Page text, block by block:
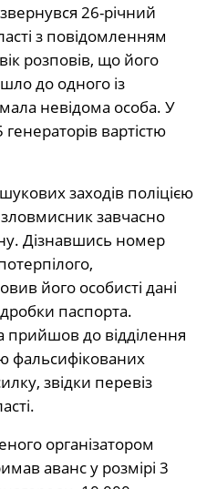
26-річний
з повідомленням
розповів, що його
до одного із
невідома особа. У
вартістю
заходів поліцією
завчасно
Дізнавшись номер
його особисті дані
паспорта.
прийшов до відділення
фальсифікованих
звідки перевіз
організатором
аванс у розмірі 3